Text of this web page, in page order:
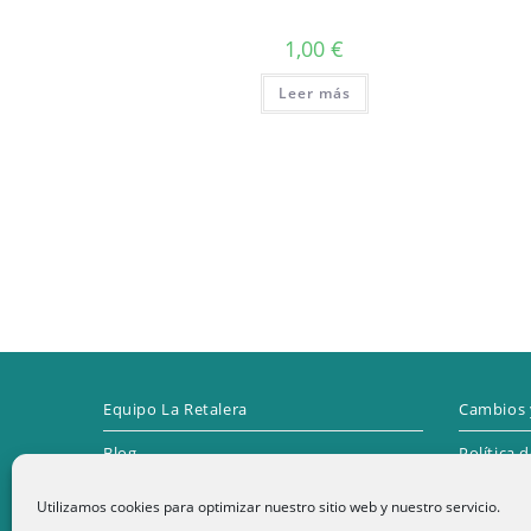
Utilizamos cookies para optimizar nuestro sitio web y nuestro servicio.
1,00€
Leer más
Equipo La Retalera
Blog Política